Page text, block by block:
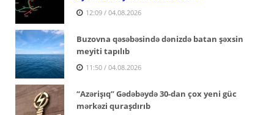
12:09 / 04.08.2026
Buzovna qəsəbəsində dənizdə batan şəxsin
meyiti tapılıb
11:50 / 04.08.2026
“Azərişıq” Gədəbəydə 30-dan çox yeni güc
mərkəzi quraşdırıb